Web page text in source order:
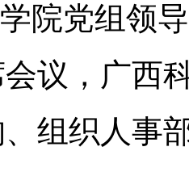
院党组领
会议，广西
组织人事